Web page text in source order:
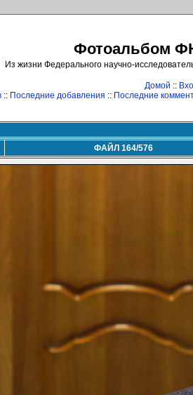
Фотоальбом
Из жизни Федерального научно-
Домой ::
:: Последние добавления :: Последние
ФАЙЛ 164/576